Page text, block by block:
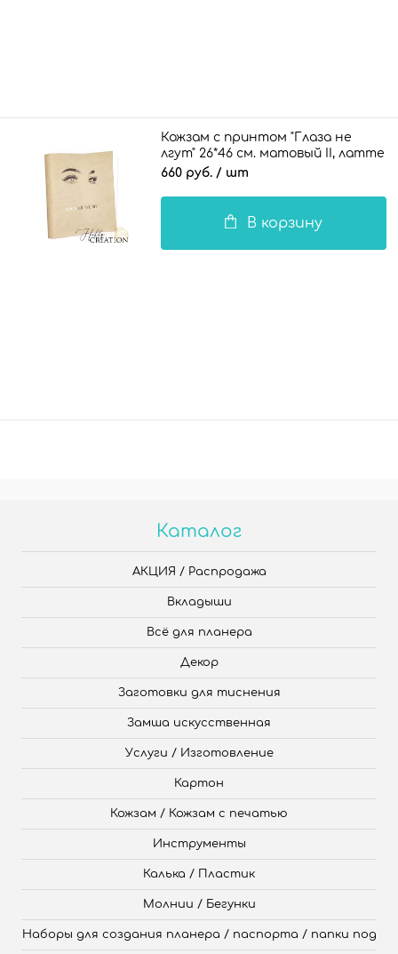
Кожзам с принтом "Глаза не
лгут" 26*46 см. матовый II, латте
660 руб. / шт
В корзину
Каталог
АКЦИЯ / Распродажа
Вкладыши
Всё для планера
Декор
Заготовки для тиснения
Замша искусственная
Услуги / Изготовление
Картон
Кожзам / Кожзам с печатью
Инструменты
Калька / Пластик
Молнии / Бегунки
Наборы для создания планера / паспорта / папки под